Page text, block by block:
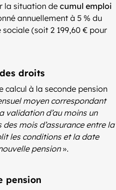
la situation de cumul emploi
annuellement à 5 % du
(soit 2 199,60 € pour
droits
calcul à la seconde pension
moyen correspondant
d’au moins un
mois d’assurance entre la
les conditions et la date
pension».
pension